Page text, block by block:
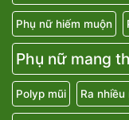
Phì đại tiền liệt
Phụ nữ hiếm muộn
Phụ nữ mang
Polyp mũi Ra nhiều